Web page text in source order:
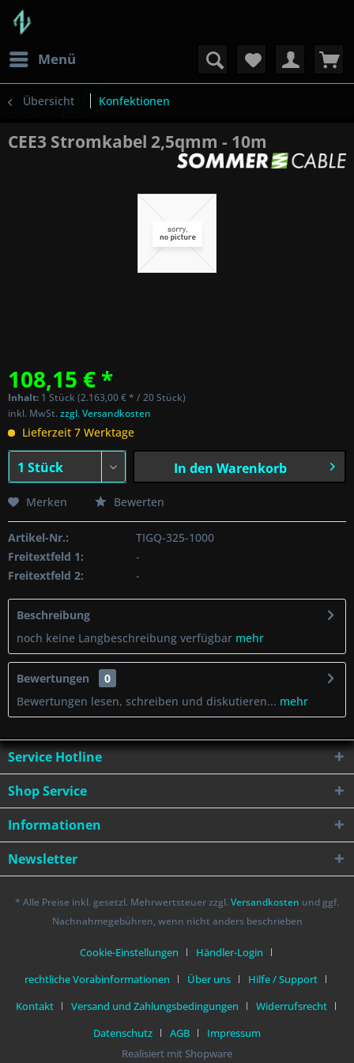
Menü
Übersicht Konfektionen
CEE3 Stromkabel 2,5qmm - 10m
108,15 € *
Inhalt: 1 Stück (2.163,00 € * / 20 Stück)
inkl. MwSt.zzgl. Versandkosten
Lieferzeit 7 Werktage
In den Warenkorb
Merken Bewerten
Artikel-Nr.:
TIGQ-325-1000
Freitextfeld 1:
-
Freitextfeld 2:
-
Beschreibung
noch keine Langbeschreibung verfügbar mehr
Bewertungen
0
Bewertungen lesen, schreiben und diskutieren... mehr
Service Hotline
Shop Service
Informationen
Newsletter
* Alle Preise inkl. gesetzl. Mehrwertsteuer zzgl. Versandkosten und ggf.
Nachnahmegebühren, wenn nicht anders beschrieben
Cookie-Einstellungen
Händler-Login
rechtliche Vorabinformationen
Über uns
Hilfe / Support
Kontakt
Versand und Zahlungsbedingungen
Widerrufsrecht
Datenschutz
AGB
Impressum
Realisiert mit Shopware